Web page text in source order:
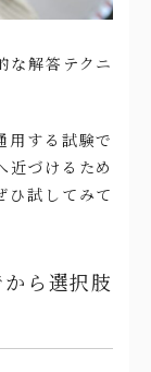
な解答テクニ
用する試験で
近づけるため
ひ試してみて
ら選択肢